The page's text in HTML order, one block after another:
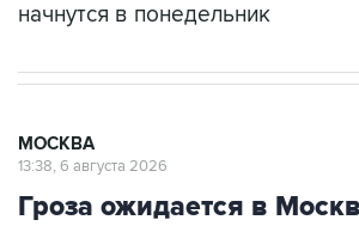
начнутся в понедельник
МОСКВА
13:38, 6 августа 2026
Гроза ожидается в